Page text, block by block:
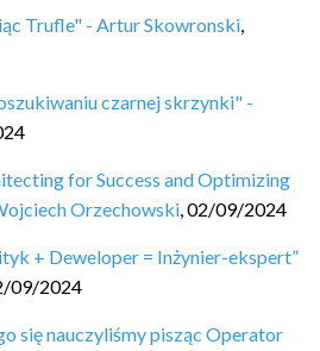
Trufle" - Artur Skowronski,
czarnej skrzynki" -
for Success and Optimizing
Orzechowski,02/09/2024
+ Deweloper = Inżynier-ekspert”
09/2024
się nauczyliśmy pisząc Operator